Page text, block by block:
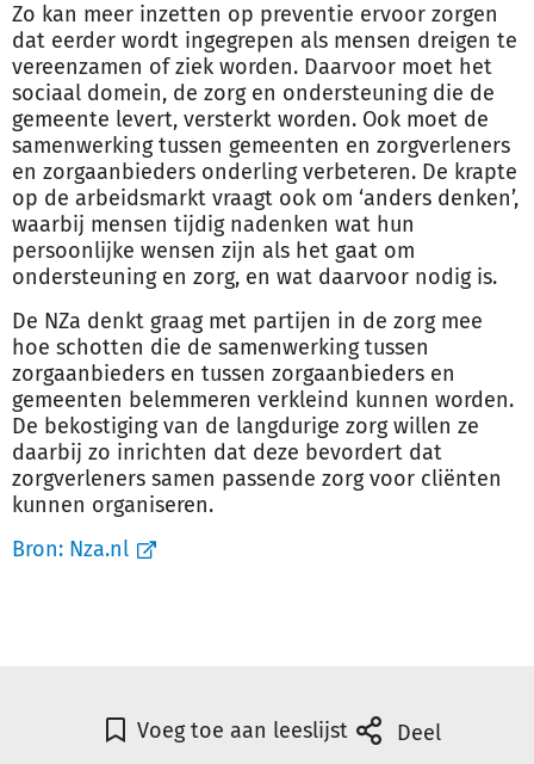
Zo kan meer inzetten op preventie ervoor zorgen
dat eerder wordt ingegrepen als mensen dreigen te
vereenzamen of ziek worden. Daarvoor moet het
sociaal domein, de zorg en ondersteuning die de
gemeente levert, versterkt worden. Ook moet de
samenwerking tussen gemeenten en zorgverleners
en zorgaanbieders onderling verbeteren. De krapte
op de arbeidsmarkt vraagt ook om ‘anders denken’,
waarbij mensen tijdig nadenken wat hun
persoonlijke wensen zijn als het gaat om
ondersteuning en zorg, en wat daarvoor nodig is.
De NZa denkt graag met partijen in de zorg mee
hoe schotten die de samenwerking tussen
zorgaanbieders en tussen zorgaanbieders en
gemeenten belemmeren verkleind kunnen worden.
De bekostiging van de langdurige zorg willen ze
daarbij zo inrichten dat deze bevordert dat
zorgverleners samen passende zorg voor cliënten
kunnen organiseren.
Bron: Nza.nl
Voeg toe aan leeslijst Deel